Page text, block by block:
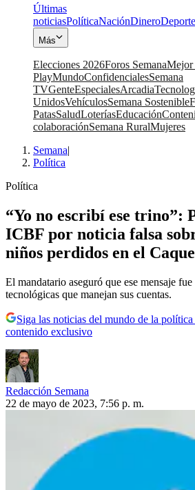
Últimas
noticiasPolíticaNaciónDinero
Más
Elecciones 2026Foros SemanaMejor
PlayMundoConfidencialesSemana
TVGenteEspecialesArcadia
UnidosVehículosSemana Sostenible
PatasSaludLoteríasEducación
colaboraciónSemana RuralMujeres
Semana|
Política
Política
“Yo no escribí ese trino”:
ICBF por noticia falsa
niños perdidos en el
El mandatario aseguró que ese mensaje
tecnológicas que manejan sus cuentas.
Siga las noticias del mundo de la
contenido exclusivo
Redacción Semana
22 de mayo de 2023, 7:56 p. m.